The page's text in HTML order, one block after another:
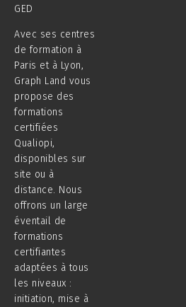
GED
Avec ses centres
de formation à
Paris et à Lyon,
Graph Land vous
propose des
formations
certifiées
Qualiopi,
disponibles sur
site ou à
distance. Nous
offrons un large
éventail de
formations
certifiantes
adaptées à tous
les niveaux :
initiation, mise à